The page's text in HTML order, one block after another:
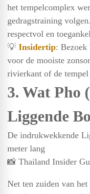
het tempelcomplex
gedragstraining
respectvol en
💡 Insidertip: Bezoek
voor de mooiste
rivierkant of de
3. Wat Pho (
Liggende
De indrukwekkende
meter lang
📸 Thailand Insider
Net ten zuiden van